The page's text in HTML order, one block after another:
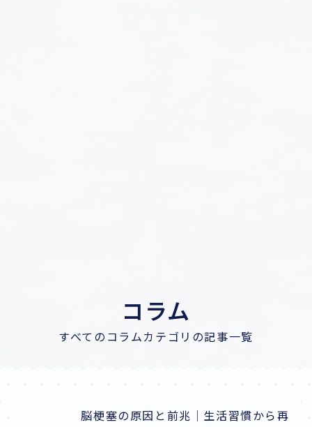
コラム
すべてのコラムカテゴリの記事一覧
脳梗塞の原因と前兆｜生活習慣から再